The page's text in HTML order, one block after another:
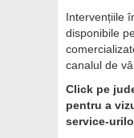
Intervențiile
disponibile
canalul de
Click pe
pentru a
service-